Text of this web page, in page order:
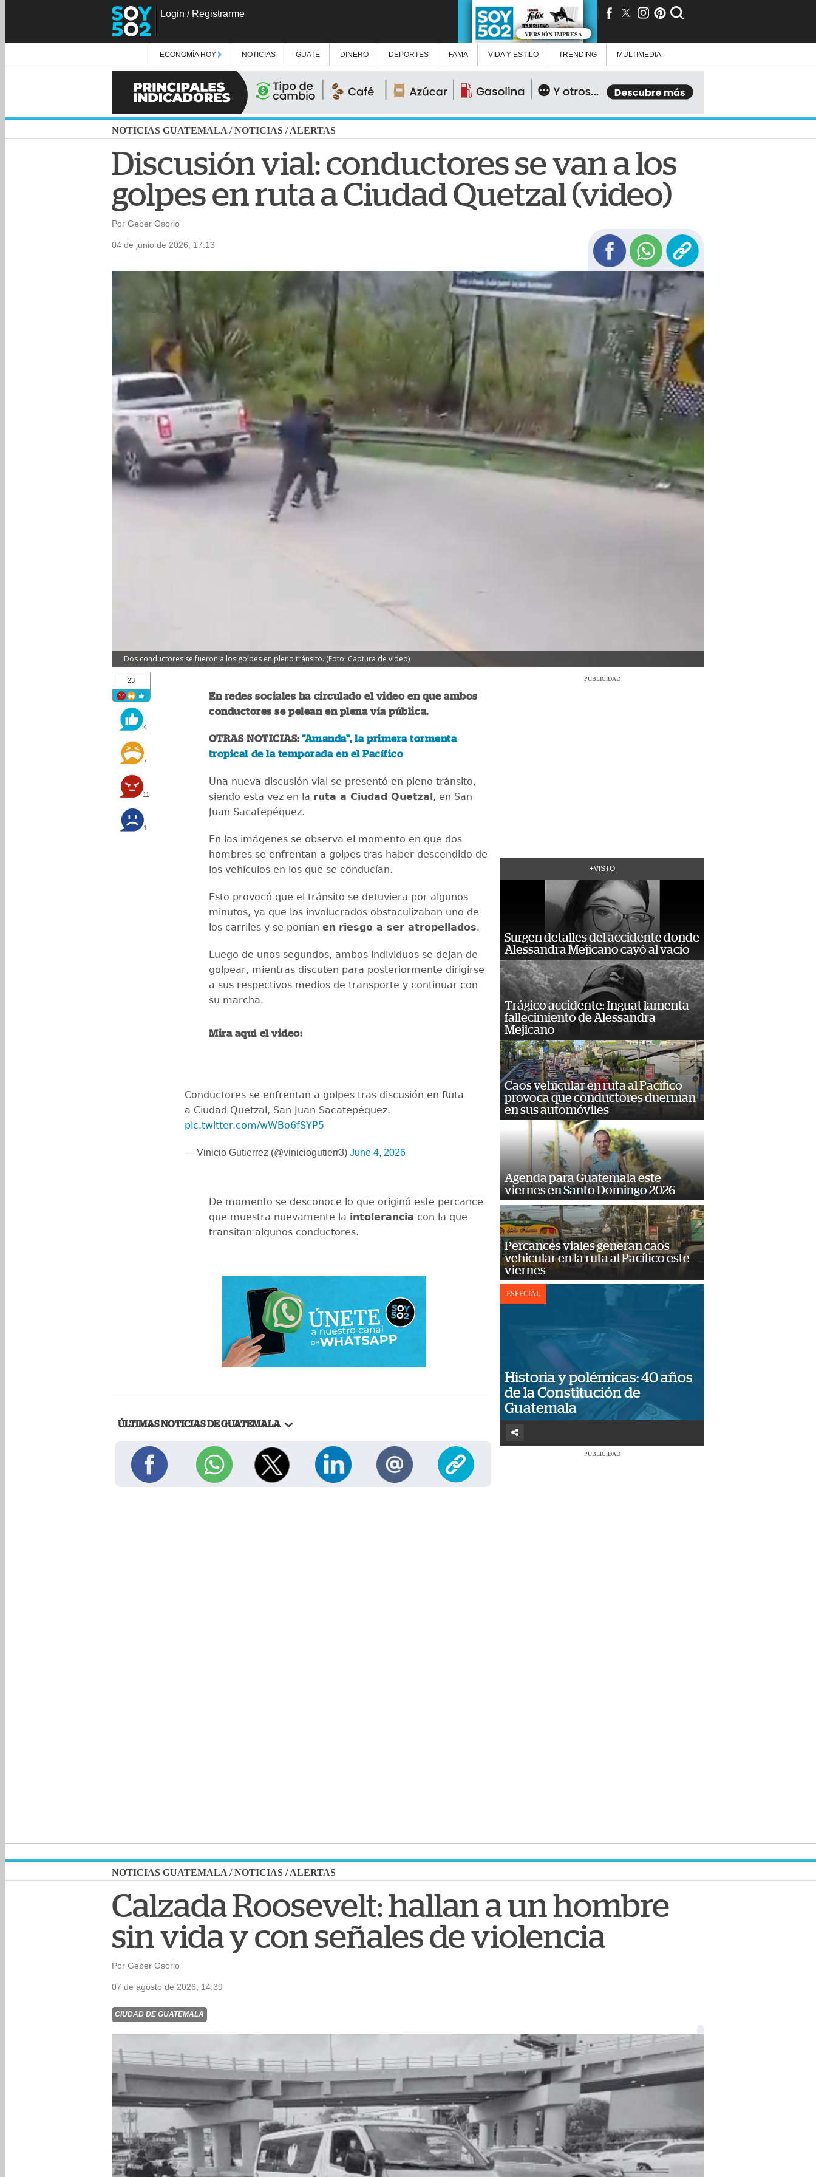
Login / Registrarme
VERSIÓN IMPRESA
ECONOMÍA HOY NOTICIAS GUATE DINERO DEPORTES FAMA VIDA Y ESTILO TRENDING MULTIMEDIA
NOTICIAS GUATEMALA /NOTICIAS /ALERTAS
Discusión vial: conductores se van a los
golpes en ruta a Ciudad Quetzal (video)
Por Geber Osorio
04 de junio de 2026, 17:13
Dos conductores se fueron a los golpes en pleno tránsito. (Foto: Captura de video)
23
4
7
11
1
En redes sociales ha circulado el video en que ambos
conductores se pelean en plena vía pública.
OTRAS NOTICIAS:"Amanda", la primera tormenta
tropical de la temporada en el Pacífico
Una nueva discusión vial se presentó en pleno tránsito,
siendo esta vez en la ruta a Ciudad Quetzal, en San
Juan Sacatepéquez.
En las imágenes se observa el momento en que dos
hombres se enfrentan a golpes tras haber descendido de
los vehículos en los que se conducían.
Esto provocó que el tránsito se detuviera por algunos
minutos, ya que los involucrados obstaculizaban uno de
los carriles y se ponían en riesgo a ser atropellados.
Luego de unos segundos, ambos individuos se dejan de
golpear, mientras discuten para posteriormente dirigirse
a sus respectivos medios de transporte y continuar con
su marcha.
Mira aquí el video:
Conductores se enfrentan a golpes tras discusión en Ruta
a Ciudad Quetzal, San Juan Sacatepéquez.
pic.twitter.com/wWBo6fSYP5
— Vinicio Gutierrez (@viniciogutierr3) June 4, 2026
De momento se desconoce lo que originó este percance
que muestra nuevamente la intolerancia con la que
transitan algunos conductores.
ÚLTIMAS NOTICIAS DE GUATEMALA
PUBLICIDAD
+VISTO
Surgen detalles del accidente donde
Alessandra Mejicano cayó al vacío
Trágico accidente: Inguat lamenta
fallecimiento de Alessandra
Mejicano
Caos vehicular en ruta al Pacífico
provoca que conductores duerman
en sus automóviles
Agenda para Guatemala este
viernes en Santo Domingo 2026
Percances viales generan caos
vehicular en la ruta al Pacífico este
viernes
ESPECIAL
Historia y polémicas: 40 años
de la Constitución de
Guatemala
PUBLICIDAD
NOTICIAS GUATEMALA /NOTICIAS /ALERTAS
Calzada Roosevelt: hallan a un hombre
sin vida y con señales de violencia
Por Geber Osorio
07 de agosto de 2026, 14:39
CIUDAD DE GUATEMALA